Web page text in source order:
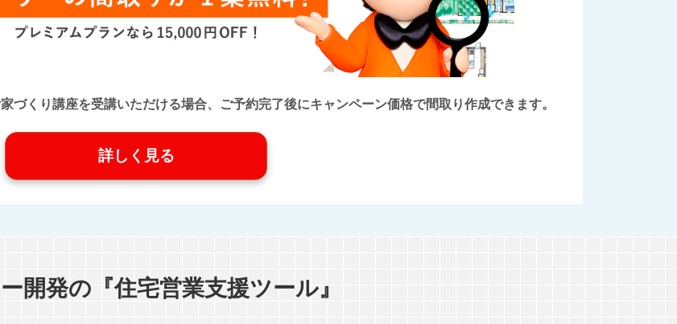
づくり講座を受講いただける場合、ご予約完了後にキャンペーン価格で間取り作成できます。
詳しく見る
開発の『住宅営業支援ツール』